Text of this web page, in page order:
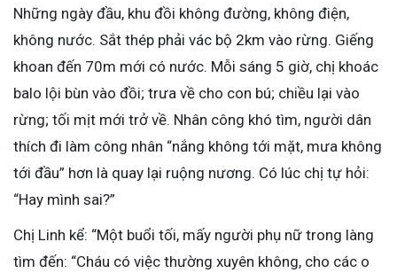
Những ngày đầu, khu đồi không đường, không điện,
không nước. Sắt thép phải vác bộ 2km vào rừng. Giếng
khoan đến 70m mới có nước. Mỗi sáng 5 giờ, chị khoác
balo lội bùn vào đồi; trưa về cho con bú; chiều lại vào
rừng; tối mịt mới trở về. Nhân công khó tìm, người dân
thích đi làm công nhân “nắng không tới mặt, mưa không
tới đầu” hơn là quay lại ruộng nương. Có lúc chị tự hỏi:
“Hay mình sai?”
Chị Linh kể: “Một buổi tối, mấy người phụ nữ trong làng
tìm đến: “Cháu có việc thường xuyên không, cho các o